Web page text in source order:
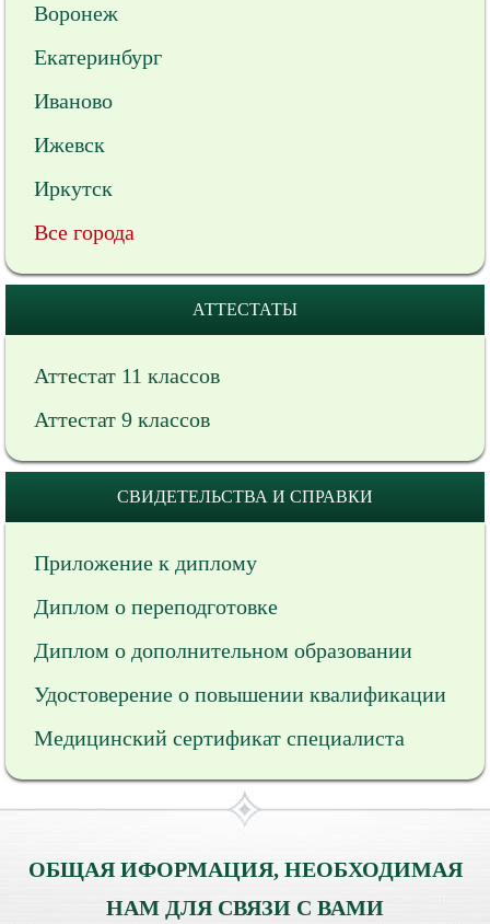
Воронеж
Екатеринбург
Иваново
Ижевск
Иркутск
Все города
АТТЕСТАТЫ
Аттестат 11 классов
Аттестат 9 классов
СВИДЕТЕЛЬСТВА И СПРАВКИ
Приложение к диплому
Диплом о переподготовке
Диплом о дополнительном образовании
Удостоверение о повышении квалификации
Медицинский сертификат специалиста
ОБЩАЯ ИФОРМАЦИЯ, НЕОБХОДИМАЯ
НАМ ДЛЯ СВЯЗИ С ВАМИ